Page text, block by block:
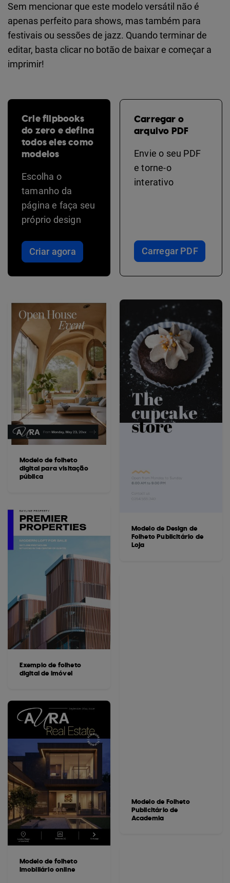
Sem mencionar que este modelo versátil não é
apenas perfeito para shows, mas também para
festivais ou sessões de jazz. Quando terminar de
editar, basta clicar no botão de baixar e começar a
imprimir!
Crie flipbooks
do zero e defina
todos eles como
modelos
Escolha o
tamanho da
página e faça seu
próprio design
Criar agora
Carregar o
arquivo PDF
Envie o seu PDF
e torne-o
interativo
Carregar PDF
Modelo de folheto
digital para visitação
pública
Exemplo de folheto
digital de imóvel
Modelo de folheto
imobiliário online
Modelo de Design de
Folheto Publicitário de
Loja
Modelo de Folheto
Publicitário de
Academia